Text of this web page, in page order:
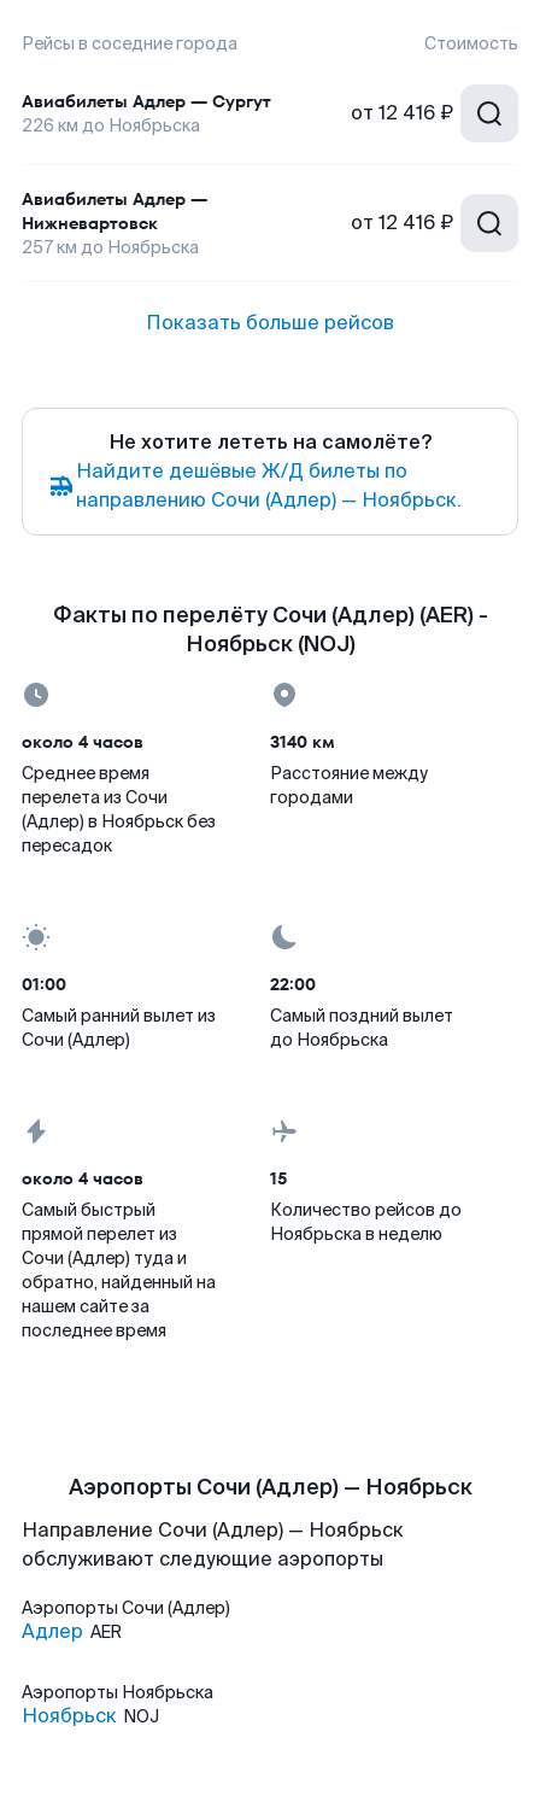
Рейсы в соседние города Стоимость
Авиабилеты Адлер — Сургут
226 км до Ноябрьска от 12 416 ₽
Авиабилеты Адлер —
Нижневартовск
257км до Ноябрьска
от 12 416 ₽
Показать больше рейсов
Не хотите лететь на самолёте?
Найдите дешёвые Ж/Д билеты по
направлению Сочи (Адлер) — Ноябрьск.
Факты по перелёту Сочи (Адлер) (AER) -
Ноябрьск (NOJ)
около 4 часов
Среднее время
перелета из Сочи
(Адлер) в Ноябрьск без
пересадок
3140 км
Расстояние между
городами
01:00
Самый ранний вылет из
Сочи (Адлер)
22:00
Самый поздний вылет
до Ноябрьска
около 4 часов
Самый быстрый
прямой перелет из
Сочи (Адлер) туда и
обратно, найденный на
нашем сайте за
последнее время
15
Количество рейсов до
Ноябрьска в неделю
Аэропорты Сочи (Адлер) — Ноябрьск
Направление Сочи (Адлер) — Ноябрьск
обслуживают следующие аэропорты
Аэропорты Сочи (Адлер)
Адлер AER
Аэропорты Ноябрьска
Ноябрьск NOJ